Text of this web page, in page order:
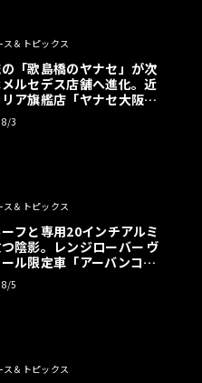
ス＆トピックス
「歌島橋のヤナセ」が次
ルセデス店舗へ進化。近
ア旗艦店「ヤナセ大阪支
リニューアル
3
ス＆トピックス
フと専用20インチアルミ
陰影。レンジローバー ヴ
ル限定車「アーバンコン
ト・エディション」登場
5
ス＆トピックス